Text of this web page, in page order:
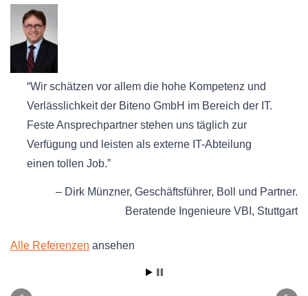
Wir schätzen vor allem die hohe Kompetenz und
Verlässlichkeit der Biteno GmbH im Bereich der IT.
Feste Ansprechpartner stehen uns täglich zur
Verfügung und leisten als externe IT-Abteilung
einen tollen Job.
Dirk Münzner Geschäftsführer Boll und Partner.
Beratende Ingenieure VBI
Stuttgart
Alle Referenzen ansehen